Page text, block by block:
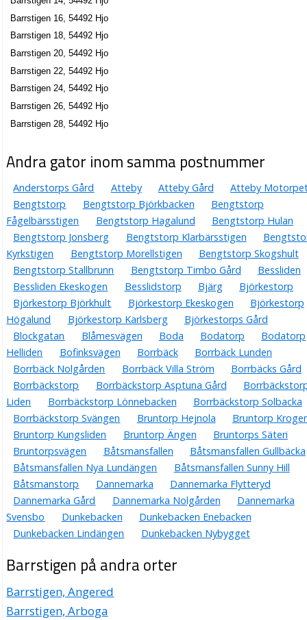
Barrstigen 16, 54492 Hjo
Barrstigen 18, 54492 Hjo
Barrstigen 20, 54492 Hjo
Barrstigen 22, 54492 Hjo
Barrstigen 24, 54492 Hjo
Barrstigen 26, 54492 Hjo
Barrstigen 28, 54492 Hjo
Andra gator inom samma postnummer
Anderstorps Gård Atteby Atteby Gård
Atteby
Bengtstorp
Bengtstorp Björkbacken
Bengtstorp
Fågelbärsstigen
Bengtstorp Hagalund
Bengtstorp Hulan
Bengtstorp Jonsberg
Bengtstorp Klarbärsstigen
Kyrkstigen
Bengtstorp Morellstigen
Bengtstorp Skogshult
Bengtstorp Stallbrunn
Bengtstorp Timbo Gård
Bessliden
Bessliden Ekeskogen
Besslidstorp Bjärg
Björkestorp
Björkestorp Björkhult
Björkestorp Ekeskogen
Björkestorp
Högalund
Björkestorp Karlsberg
Björkestorps Gård
Blockgatan
Blåmesvägen Boda Bodatorp
Bodatorp
Helliden
Bofinksvägen Borrbäck
Borrbäck Lunden
Borrbäck Nolgården
Borrbäck Villa Ström
Borrbäcks Gård
Borrbäckstorp
Borrbäckstorp Asptuna Gård
Liden
Borrbäckstorp Lönnebacken
Borrbäckstorp Solbacka
Borrbäckstorp Svängen
Bruntorp Hejnola
Bruntorp
Bruntorp Kungsliden
Bruntorp Ängen
Bruntorps Säteri
Bruntorpsvägen
Båtsmansfallen
Båtsmansfallen Gullbäcka
Båtsmansfallen Nya Lundängen
Båtsmansfallen Sunny Hill
Båtsmanstorp
Dannemarka
Dannemarka Flytteryd
Dannemarka Gård
Dannemarka Nolgården
Dannemarka
Svensbo
Dunkebacken
Dunkebacken Enebacken
Dunkebacken Lindängen
Dunkebacken Nybygget
Barrstigen på andra orter
Barrstigen, Angered
Barrstigen, Arboga